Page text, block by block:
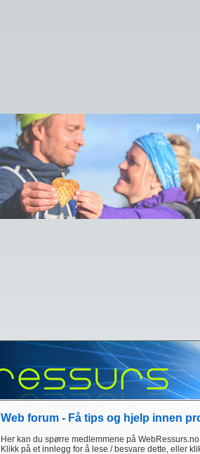
Web forum - Få tips og hjelp innen
Her kan du spørre medlemmene på
Klikk på et innlegg for å lese / besvare dette, eller